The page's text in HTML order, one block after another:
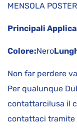
Principali
Colore:Nero
Non far perdere
Per qualunque
contattarci!usa il
contattaci